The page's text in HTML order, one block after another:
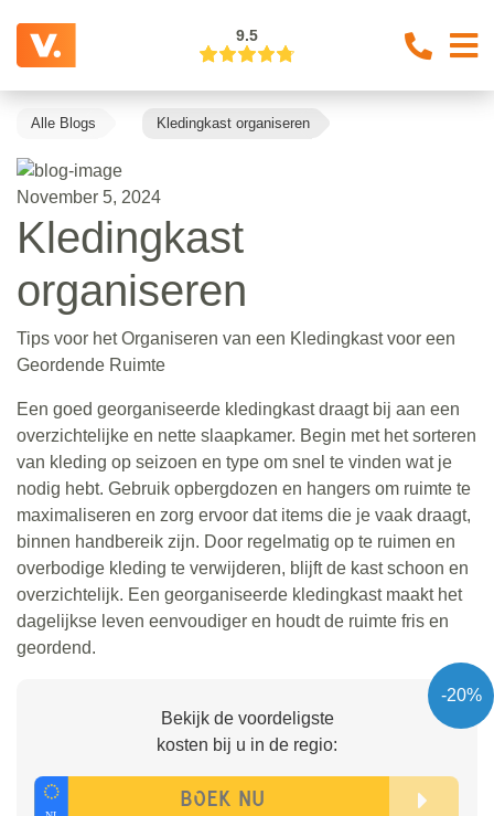
9.5
Alle Blogs Kledingkast organiseren
November 5, 2024
Kledingkast
organiseren
Tips voor het Organiseren van een Kledingkast voor een
Geordende Ruimte
Een goed georganiseerde kledingkast draagt bij aan een
overzichtelijke en nette slaapkamer. Begin met het sorteren
van kleding op seizoen en type om snel te vinden wat je
nodig hebt. Gebruik opbergdozen en hangers om ruimte te
maximaliseren en zorg ervoor dat items die je vaak draagt,
binnen handbereik zijn. Door regelmatig op te ruimen en
overbodige kleding te verwijderen, blijft de kast schoon en
overzichtelijk. Een georganiseerde kledingkast maakt het
dagelijkse leven eenvoudiger en houdt de ruimte fris en
geordend.
-20%
Bekijk de voordeligste
kosten bij u in de regio: